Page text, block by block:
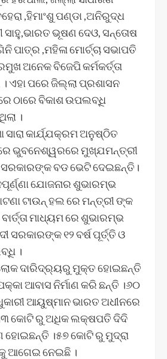
,ହିମାଂଶୁ ପଣ୍ଡା ,ଅନିରୁଦ୍ଧ
ସାହୁ,ଭାରତ ଭୂଷଣ ଦେଓ, ସନ୍ତୋଷ
ପାତ୍ର ,ମହିଳା ମୋର୍ଚ୍ଚା ସଭାପତି
ଅନେକ ବିଜେପି କର୍ମକର୍ତ୍ତା
ଏହା ପରେ ଜିଲ୍ଲା ପ୍ରଶାସନ
ଠାରେ ବିକାଶ ଉପଲବ୍ଧି
।
ସାରା କାର୍ଯ୍ଯକ୍ରମ ଅନୁଷ୍ଠିତ
ଭୁବନେଶ୍ୱରରେ ମୁଖ୍ଯମନ୍ତ୍ରୀ
ବଡ ଭେଟି ଦେଇଛନ୍ତି।
ଯୋଜନାର ଶୁଭାରମ୍ଭ
ଟାଉନ୍ ହଲ ରେ ମନ୍ତ୍ରୀ ଙ୍କ
ମାଧ୍ୟମ ରେ ଶୁଭାରମ୍ଭ
ସରକାରଙ୍କ ୧୨ ବର୍ଷ ପୂର୍ତ୍ତି ଓ
।
ଦାରିଦ୍ର୍ୟରୁ ମୁକ୍ତ ହୋଇଛନ୍ତି
ଆବାସ ନିର୍ମାଣ କରି ଛନ୍ତି ।୬୦
ଆୟୁଷ୍ମାନ ଭାରତ ଅଧୀନରେ
କୋଟି ରୁ ଅଧିକ ଲକ୍ଷପତି ଦିଦି
।୫୭ କୋଟି ରୁ ମୁଦ୍ରା
ନେଇଛି ।